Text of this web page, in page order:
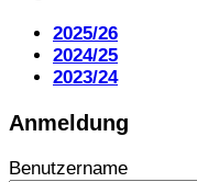
2025/26
2024/25
2023/24
Anmeldung
Benutzername